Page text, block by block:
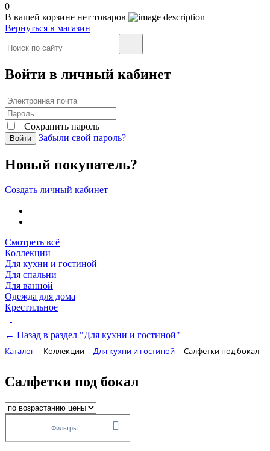
0
В вашей корзине нет товаров
Вернуться в магазин
Войти в личный кабинет
Сохранить пароль
Войти Забыли свой пароль?
Новый покупатель?
Создать личный кабинет
Смотреть всё
Коллекции
Для кухни и гостиной
Для спальни
Для ванной
Одежда для дома
Крестильное
← Назад в раздел "Для кухни и гостиной"
Каталог Коллекции Для кухни и гостиной Салфетки под бокал
Салфетки под бокал
Фильтры